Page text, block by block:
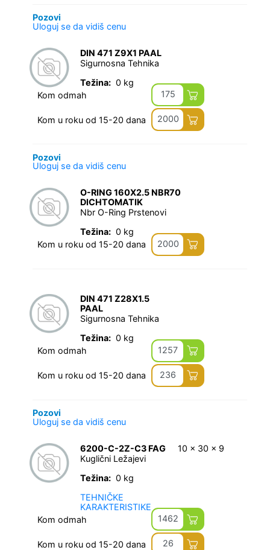
Pozovi
Uloguj se da vidiš cenu
DIN 471 Z9X1 PAAL
Sigurnosna Tehnika
Težina: 0 kg
Kom odmah
175
Kom u roku od 15-20 dana 2000
Pozovi
Uloguj se da vidiš cenu
O-RING 160X2.5 NBR70
DICHTOMATIK
Nbr O-Ring Prstenovi
Težina: 0 kg
Kom u roku od 15-20 dana
2000
DIN 471 Z28X1.5
PAAL
Sigurnosna Tehnika
Težina: 0 kg
Kom odmah
1257
Kom u roku od 15-20 dana 236
Pozovi
Uloguj se da vidiš cenu
6200-C-2Z-C3 FAG
Kuglični Ležajevi
Težina: 0 kg
TEHNIČKE
KARAKTERISTIKE
10 x 30 x 9
Kom odmah 1462
Kom u roku od 15-20 dana 26